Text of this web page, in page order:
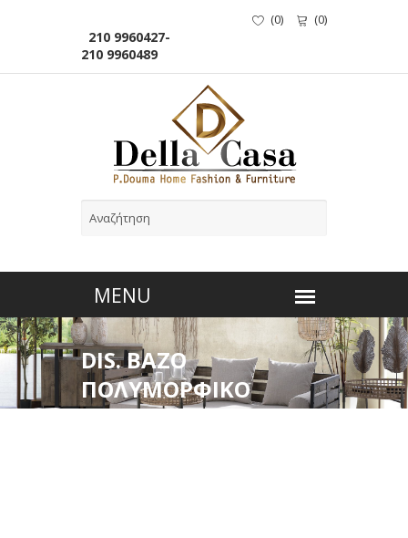
210 9960427-
210 9960489
(0) (0)
DIS. ΒΑΖΟ
ΠΟΛΥΜΟΡΦΙΚΟ
ΜΩΣΑΙΚΟ ΣΚΟΥΡΟ